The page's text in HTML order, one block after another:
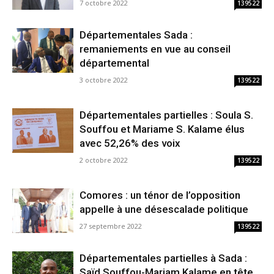
7 octobre 2022 139522
Départementales Sada :
remaniements en vue au conseil
départemental
3 octobre 2022 139522
Départementales partielles : Soula S.
Souffou et Mariame S. Kalame élus
avec 52,26% des voix
2 octobre 2022 139522
Comores : un ténor de l’opposition
appelle à une désescalade politique
27 septembre 2022 139522
Départementales partielles à Sada :